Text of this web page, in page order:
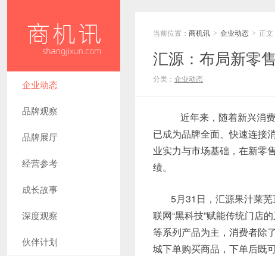
企业动态
品牌观察
品牌展厅
经营参考
成长故事
深度观察
伙伴计划
当前位置： 商机讯 > 企业动态 > 正文
汇源：布局新零
分类： 企业动态
近年来，随着新兴消
已成为品牌全面、快速连接
业实力与市场基础，在新零
绩。
5月31日，汇源果汁莱
联网“黑科技”赋能传统门店
等系列产品为主，消费者除
城下单购买商品，下单后既